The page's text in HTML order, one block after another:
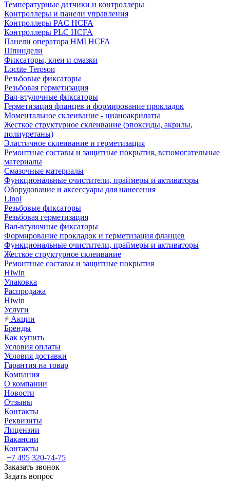
Температурные датчики и контроллеры
Контроллеры и панели управления
Контроллеры PAC HCFA
Контроллеры PLC HCFA
Панели оператора HMI HCFA
Шпиндели
Фиксаторы, клеи и смазки
Loctite Teroson
Резьбовые фиксаторы
Резьбовая герметизация
Вал-втулочные фиксаторы
Герметизация фланцев и формирование прокладок
Моментальное склеивание - цианоакрилаты
Жесткое структурное склеивание (эпоксиды, акрилы,
полиуретаны)
Эластичное склеивание и герметизация
Ремонтные составы и защитные покрытия, вспомогательные
материалы
Смазочные материалы
Функциональные очистители, праймеры и активаторы
Оборудование и аксессуары для нанесения
Linol
Резьбовые фиксаторы
Резьбовая герметизация
Вал-втулочные фиксаторы
Формирование прокладок и герметизация фланцев
Функциональные очистители, праймеры и активаторы
Жесткое структурное склеивание
Ремонтные составы и защитные покрытия
Hiwin
Упаковка
Распродажа
Hiwin
Услуги
Акции
Бренды
Как купить
Условия оплаты
Условия доставки
Гарантия на товар
Компания
О компании
Новости
Отзывы
Контакты
Реквизиты
Лицензии
Вакансии
Контакты
+7 495 320-74-75
Заказать звонок
Задать вопрос